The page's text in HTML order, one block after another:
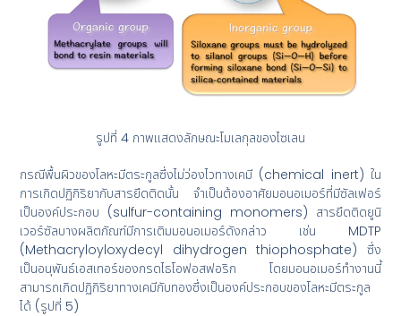
รูปที่ 4 ภาพแสดงลักษณะโมเลกุลของไซเลน
กรณีพื้นผิวของโลหะมีตระกูลซึ่งไม่ว่องไวทางเคมี (chemical inert) ใน
การเกิดปฏิกิริยากับสารยึดติดนั้น จำเป็นต้องอาศัยมอนอเมอร์ที่มีซัลเฟอร์
เป็นองค์ประกอบ (sulfur-containing monomers) สารยึดติดยูนิ
เวอร์ซัลบางผลิตภัณฑ์มีการเติมมอนอเมอร์ดังกล่าว เช่น MDTP
(Methacryloyloxydecyl dihydrogen thiophosphate) ซึ่ง
เป็นอนุพันธ์เอสเทอร์ของกรดไธโอฟอสฟอริก โดยมอนอเมอร์ทำงานนี้
สามารถเกิดปฏิกิริยาทางเคมีกับทองซึ่งเป็นองค์ประกอบของโลหะมีตระกูล
ได้ (รูปที่ 5)